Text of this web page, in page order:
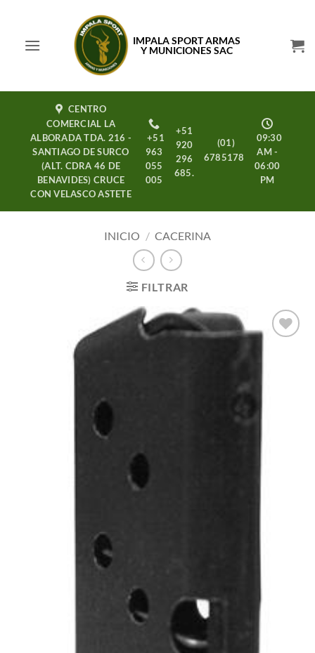
contenido
IMPALA SPORT ARMAS
Y MUNICIONES SAC
CENTRO
COMERCIAL LA
ALBORADA TDA. 216 -
SANTIAGO DE SURCO
(ALT. CDRA 46 DE
BENAVIDES) CRUCE
CON VELASCO ASTETE
09:30
AM -
06:00
PM
+51
963
055
005
+51
920
296
685.
(01)
6785178
INICIO / CACERINA
FILTRAR